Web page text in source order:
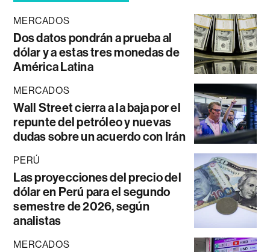
MERCADOS
Dos datos pondrán a prueba al
dólar y a estas tres monedas de
América Latina
MERCADOS
Wall Street cierra a la baja por el
repunte del petróleo y nuevas
dudas sobre un acuerdo con Irán
PERÚ
Las proyecciones del precio del
dólar en Perú para el segundo
semestre de 2026, según
analistas
MERCADOS